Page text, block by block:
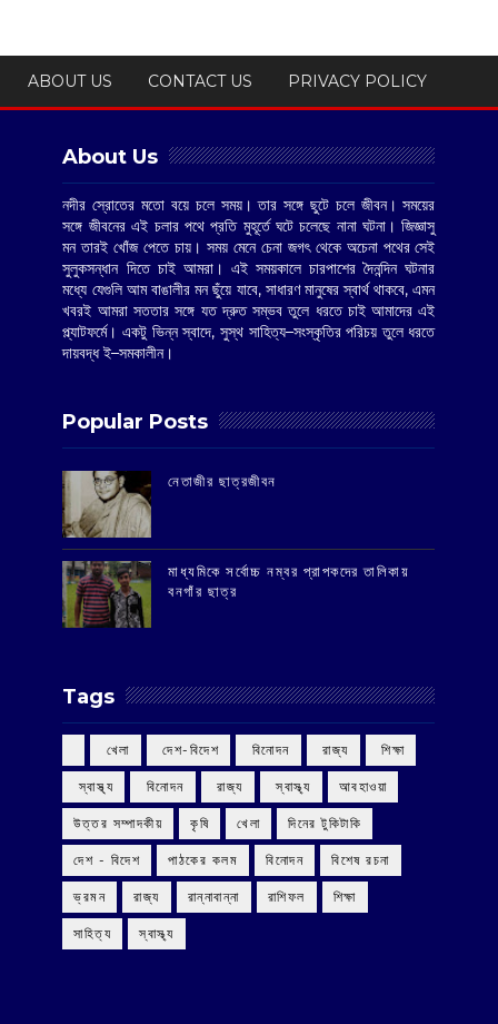
ABOUT US CONTACT US PRIVACY POLICY
About Us
নদীর স্রোতের মতো বয়ে চলে সময়। তার সঙ্গে ছুটে চলে জীবন। সময়ের
সঙ্গে জীবনের এই চলার পথে প্রতি মুহূর্তে ঘটে চলেছে নানা ঘটনা। জিজ্ঞাসু
মন তারই খোঁজ পেতে চায়। সময় মেনে চেনা জগৎ থেকে অচেনা পথের সেই
সুলুকসন্ধান দিতে চাই আমরা। এই সময়কালে চারপাশের দৈনন্দিন ঘটনার
মধ্যে যেগুলি আম বাঙালীর মন ছুঁয়ে যাবে, সাধারণ মানুষের স্বার্থ থাকবে, এমন
খবরই আমরা সততার সঙ্গে যত দ্রুত সম্ভব তুলে ধরতে চাই আমাদের এই
প্ল্যাটফর্মে। একটু ভিন্ন স্বাদে, সুস্থ সাহিত্য–সংস্কৃতির পরিচয় তুলে ধরতে
দায়বদ্ধ ই–সমকালীন।
Popular Posts
‌নেতাজীর ছাত্রজীবন
মাধ্যমিকে সর্বোচ্চ নম্বর প্রাপকদের তালিকায়
বনগাঁর ছাত্র
Tags
‌ খেলা ‌ দেশ-বিদেশ ‌ বিনোদন ‌ রাজ্য ‌ শিক্ষা
‌ স্বাস্থ্য ‌ বিনোদন ‌ রাজ্য ‌ স্বাস্থ্য আবহাওয়া
উত্তর সম্পাদকীয় কৃষি খেলা দিনের টুকিটাকি
দেশ - বিদেশ পাঠকের কলম বিনোদন বিশেষ রচনা
ভ্রমন রাজ্য রান্নাবান্না রাশিফল শিক্ষা
সাহিত্য স্বাস্থ্য